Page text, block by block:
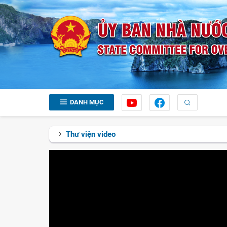
DANH MỤC
Thư viện video